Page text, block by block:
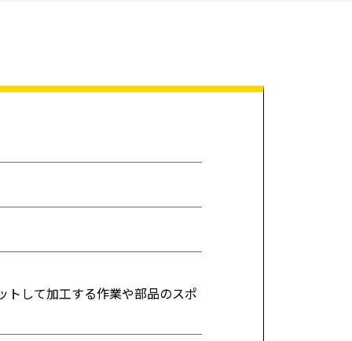
トして加工する作業や部品のスポ